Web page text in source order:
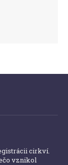
cirkví.
vznikol